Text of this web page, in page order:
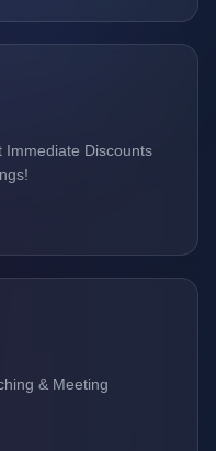
Immediate Discounts
& Meeting